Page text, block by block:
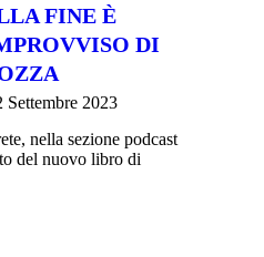
FINE È
DI
Settembre 2023
nella sezione podcast
del nuovo libro di